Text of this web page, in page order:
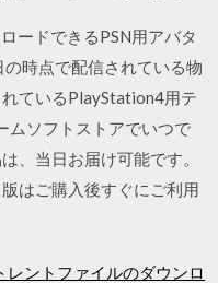
ードできるPSN用アバタ
時点で配信されている物
ているPlayStation4用テ
ムソフトストアでいつで
、当日お届け可能です。
はご購入後すぐにご利用
ントファイルのダウンロ